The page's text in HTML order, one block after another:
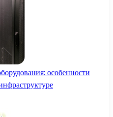
особенности